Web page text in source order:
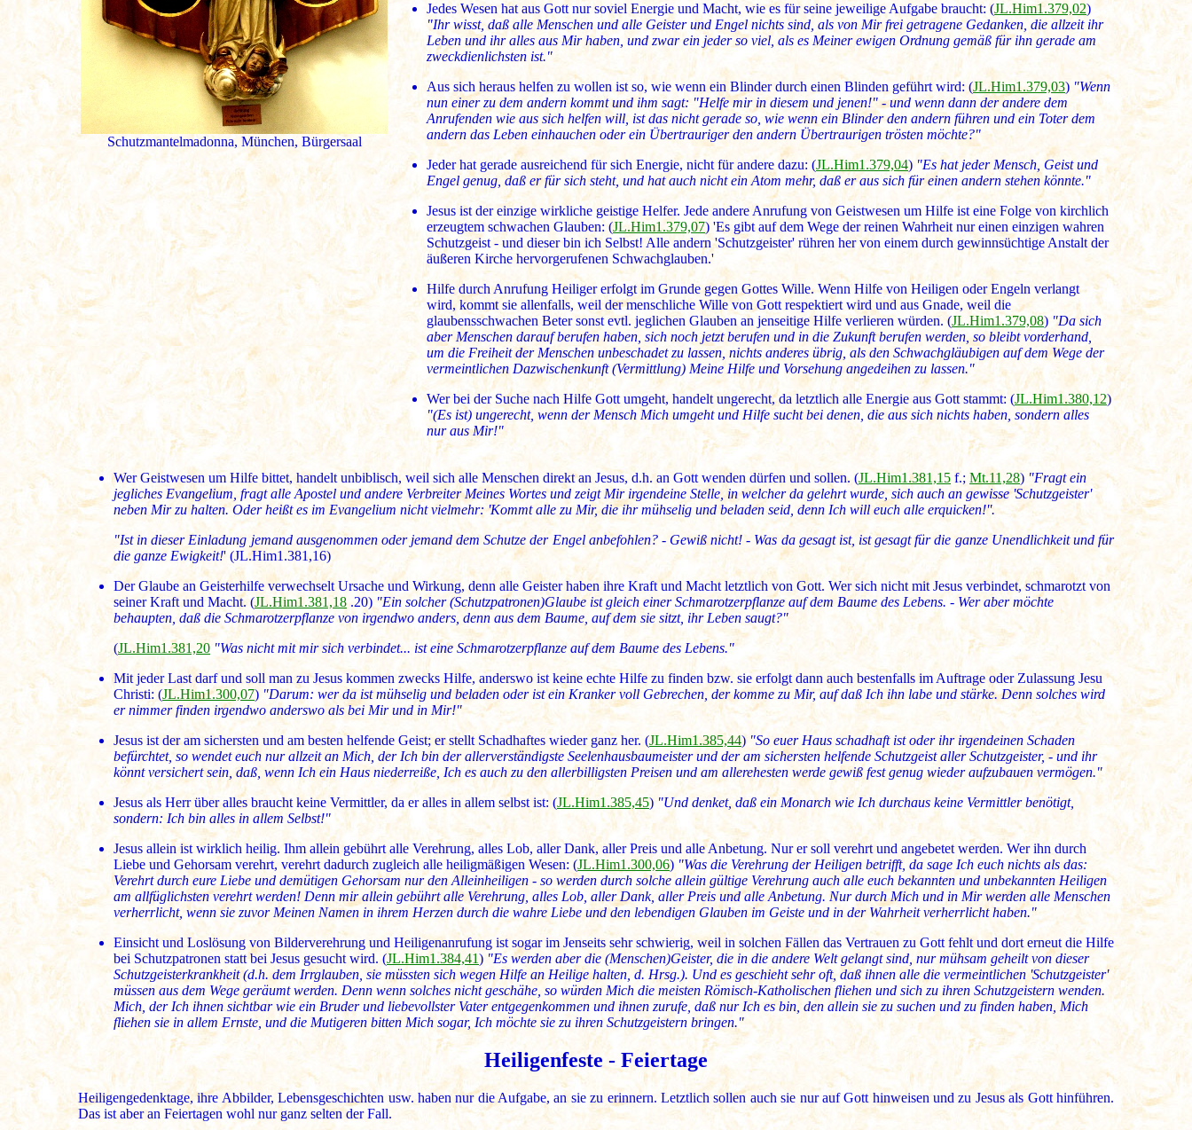
Schutzmantelmadonna, München, Bürgersaal
Jedes Wesen hat aus Gott nur soviel Energie und Macht, wie es für seine jeweilige Aufgabe braucht: (JL.Him1.379,02)
"Ihr wisst, daß alle Menschen und alle Geister und Engel nichts sind, als von Mir frei getragene Gedanken, die allzeit ihr
Leben und ihr alles aus Mir haben, und zwar ein jeder so viel, als es Meiner ewigen Ordnung gemäß für ihn gerade am
zweckdienlichsten ist."
Aus sich heraus helfen zu wollen ist so, wie wenn ein Blinder durch einen Blinden geführt wird: (JL.Him1.379,03) "Wenn
nun einer zu dem andern kommt und ihm sagt: "Helfe mir in diesem und jenen!" - und wenn dann der andere dem
Anrufenden wie aus sich helfen will, ist das nicht gerade so, wie wenn ein Blinder den andern führen und ein Toter dem
andern das Leben einhauchen oder ein Übertrauriger den andern Übertraurigen trösten möchte?"
Jeder hat gerade ausreichend für sich Energie, nicht für andere dazu: (JL.Him1.379,04) "Es hat jeder Mensch, Geist und
Engel genug, daß er für sich steht, und hat auch nicht ein Atom mehr, daß er aus sich für einen andern stehen könnte."
Jesus ist der einzige wirkliche geistige Helfer. Jede andere Anrufung von Geistwesen um Hilfe ist eine Folge von kirchlich
erzeugtem schwachen Glauben: (JL.Him1.379,07) 'Es gibt auf dem Wege der reinen Wahrheit nur einen einzigen wahren
Schutzgeist - und dieser bin ich Selbst! Alle andern 'Schutzgeister' rühren her von einem durch gewinnsüchtige Anstalt der
äußeren Kirche hervorgerufenen Schwachglauben.'
Hilfe durch Anrufung Heiliger erfolgt im Grunde gegen Gottes Wille. Wenn Hilfe von Heiligen oder Engeln verlangt
wird, kommt sie allenfalls, weil der menschliche Wille von Gott respektiert wird und aus Gnade, weil die
glaubensschwachen Beter sonst evtl. jeglichen Glauben an jenseitige Hilfe verlieren würden. (JL.Him1.379,08) "Da sich
aber Menschen darauf berufen haben, sich noch jetzt berufen und in die Zukunft berufen werden, so bleibt vorderhand,
um die Freiheit der Menschen unbeschadet zu lassen, nichts anderes übrig, als den Schwachgläubigen auf dem Wege der
vermeintlichen Dazwischenkunft (Vermittlung) Meine Hilfe und Vorsehung angedeihen zu lassen."
Wer bei der Suche nach Hilfe Gott umgeht, handelt ungerecht, da letztlich alle Energie aus Gott stammt: (JL.Him1.380,12)
"(Es ist) ungerecht, wenn der Mensch Mich umgeht und Hilfe sucht bei denen, die aus sich nichts haben, sondern alles
nur aus Mir!"
Wer Geistwesen um Hilfe bittet, handelt unbiblisch, weil sich alle Menschen direkt an Jesus, d.h. an Gott wenden dürfen und sollen. (JL.Him1.381,15 f.; Mt.11,28) "Fragt ein
jegliches Evangelium, fragt alle Apostel und andere Verbreiter Meines Wortes und zeigt Mir irgendeine Stelle, in welcher da gelehrt wurde, sich auch an gewisse 'Schutzgeister'
neben Mir zu halten. Oder heißt es im Evangelium nicht vielmehr: 'Kommt alle zu Mir, die ihr mühselig und beladen seid, denn Ich will euch alle erquicken!''.
"Ist in dieser Einladung jemand ausgenommen oder jemand dem Schutze der Engel anbefohlen? - Gewiß nicht! - Was da gesagt ist, ist gesagt für die ganze Unendlichkeit und für
die ganze Ewigkeit!' (JL.Him1.381,16)
Der Glaube an Geisterhilfe verwechselt Ursache und Wirkung, denn alle Geister haben ihre Kraft und Macht letztlich von Gott. Wer sich nicht mit Jesus verbindet, schmarotzt von
seiner Kraft und Macht. (JL.Him1.381,18.20) "Ein solcher (Schutzpatronen)Glaube ist gleich einer Schmarotzerpflanze auf dem Baume des Lebens. - Wer aber möchte
behaupten, daß die Schmarotzerpflanze von irgendwo anders, denn aus dem Baume, auf dem sie sitzt, ihr Leben saugt?"
(JL.Him1.381,20 "Was nicht mit mir sich verbindet... ist eine Schmarotzerpflanze auf dem Baume des Lebens."
Mit jeder Last darf und soll man zu Jesus kommen zwecks Hilfe, anderswo ist keine echte Hilfe zu finden bzw. sie erfolgt dann auch bestenfalls im Auftrage oder Zulassung Jesu
Christi: (JL.Him1.300,07) "Darum: wer da ist mühselig und beladen oder ist ein Kranker voll Gebrechen, der komme zu Mir, auf daß Ich ihn labe und stärke. Denn solches wird
er nimmer finden irgendwo anderswo als bei Mir und in Mir!"
Jesus ist der am sichersten und am besten helfende Geist; er stellt Schadhaftes wieder ganz her. (JL.Him1.385,44) "So euer Haus schadhaft ist oder ihr irgendeinen Schaden
befürchtet, so wendet euch nur allzeit an Mich, der Ich bin der allerverständigste Seelenhausbaumeister und der am sichersten helfende Schutzgeist aller Schutzgeister, - und ihr
könnt versichert sein, daß, wenn Ich ein Haus niederreiße, Ich es auch zu den allerbilligsten Preisen und am allerehesten werde gewiß fest genug wieder aufzubauen vermögen."
Jesus als Herr über alles braucht keine Vermittler, da er alles in allem selbst ist: (JL.Him1.385,45) "Und denket, daß ein Monarch wie Ich durchaus keine Vermittler benötigt,
sondern: Ich bin alles in allem Selbst!"
Jesus allein ist wirklich heilig. Ihm allein gebührt alle Verehrung, alles Lob, aller Dank, aller Preis und alle Anbetung. Nur er soll verehrt und angebetet werden. Wer ihn durch
Liebe und Gehorsam verehrt, verehrt dadurch zugleich alle heiligmäßigen Wesen: (JL.Him1.300,06) "Was die Verehrung der Heiligen betrifft, da sage Ich euch nichts als das:
Verehrt durch eure Liebe und demütigen Gehorsam nur den Alleinheiligen - so werden durch solche allein gültige Verehrung auch alle euch bekannten und unbekannten Heiligen
am allfüglichsten verehrt werden! Denn mir allein gebührt alle Verehrung, alles Lob, aller Dank, aller Preis und alle Anbetung. Nur durch Mich und in Mir werden alle Menschen
verherrlicht, wenn sie zuvor Meinen Namen in ihrem Herzen durch die wahre Liebe und den lebendigen Glauben im Geiste und in der Wahrheit verherrlicht haben."
Einsicht und Loslösung von Bilderverehrung und Heiligenanrufung ist sogar im Jenseits sehr schwierig, weil in solchen Fällen das Vertrauen zu Gott fehlt und dort erneut die Hilfe
bei Schutzpatronen statt bei Jesus gesucht wird. (JL.Him1.384,41) "Es werden aber die (Menschen)Geister, die in die andere Welt gelangt sind, nur mühsam geheilt von dieser
Schutzgeisterkrankheit (d.h. dem Irrglauben, sie müssten sich wegen Hilfe an Heilige halten, d. Hrsg.). Und es geschieht sehr oft, daß ihnen alle die vermeintlichen 'Schutzgeister'
müssen aus dem Wege geräumt werden. Denn wenn solches nicht geschähe, so würden Mich die meisten Römisch-Katholischen fliehen und sich zu ihren Schutzgeistern wenden.
Mich, der Ich ihnen sichtbar wie ein Bruder und liebevollster Vater entgegenkommen und ihnen zurufe, daß nur Ich es bin, den allein sie zu suchen und zu finden haben, Mich
fliehen sie in allem Ernste, und die Mutigeren bitten Mich sogar, Ich möchte sie zu ihren Schutzgeistern bringen."
Heiligenfeste - Feiertage
Heiligengedenktage, ihre Abbilder, Lebensgeschichten usw. haben nur die Aufgabe, an sie zu erinnern. Letztlich sollen auch sie nur auf Gott hinweisen und zu Jesus als Gott hinführen.
Das ist aber an Feiertagen wohl nur ganz selten der Fall.